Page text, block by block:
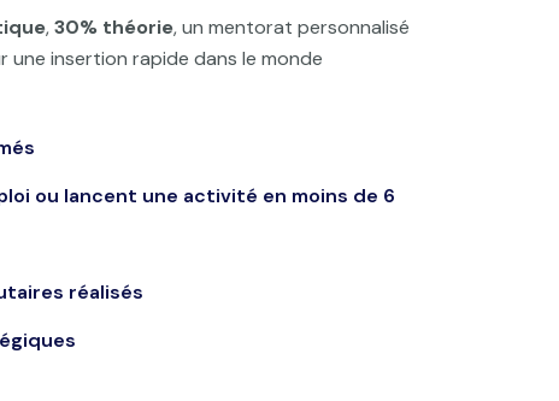
,30% théorie, un mentorat personnalisé
insertion rapide dans le monde
ou lancent une activité en moins de 6
réalisés